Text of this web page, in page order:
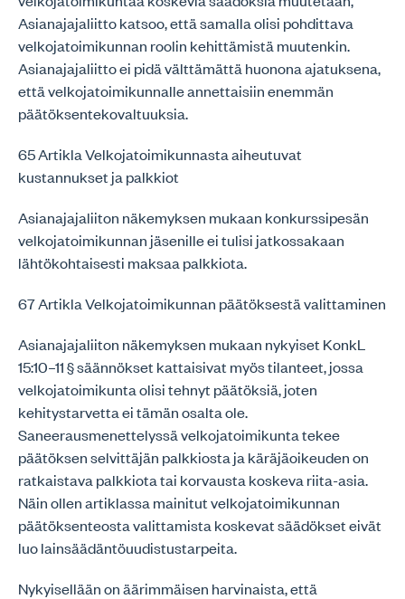
Asianajajaliitto katsoo, että samalla olisi pohdittava
velkojatoimikunnan roolin kehittämistä muutenkin.
Asianajajaliitto ei pidä välttämättä huonona ajatuksena,
että velkojatoimikunnalle annettaisiin enemmän
päätöksentekovaltuuksia.
65 Artikla Velkojatoimikunnasta aiheutuvat
kustannukset ja palkkiot
Asianajajaliiton näkemyksen mukaan konkurssipesän
velkojatoimikunnan jäsenille ei tulisi jatkossakaan
lähtökohtaisesti maksaa palkkiota.
67 Artikla Velkojatoimikunnan päätöksestä valittaminen
Asianajajaliiton näkemyksen mukaan nykyiset KonkL
15:10–11 § säännökset kattaisivat myös tilanteet, jossa
velkojatoimikunta olisi tehnyt päätöksiä, joten
kehitystarvetta ei tämän osalta ole.
Saneerausmenettelyssä velkojatoimikunta tekee
päätöksen selvittäjän palkkiosta ja käräjäoikeuden on
ratkaistava palkkiota tai korvausta koskeva riita-asia.
Näin ollen artiklassa mainitut velkojatoimikunnan
päätöksenteosta valittamista koskevat säädökset eivät
luo lainsäädäntöuudistustarpeita.
Nykyisellään on äärimmäisen harvinaista, että